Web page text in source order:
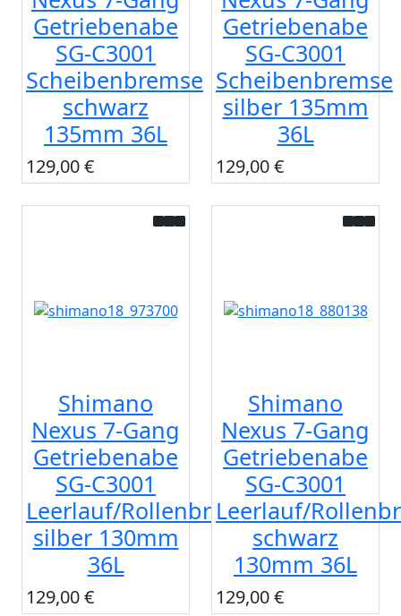
Getriebenabe
SG-C3001
Scheibenbremse
schwarz
135mm 36L
129,00 €
Getriebenabe
SG-C3001
Scheibenbremse
silber 135mm
36L
129,00 €
Shimano
Nexus 7-Gang
Getriebenabe
SG-C3001
Leerlauf/Rollenbr
silber 130mm
36L
129,00 €
Shimano
Nexus 7-Gang
Getriebenabe
SG-C3001
Leerlauf/Rollenbr
schwarz
130mm 36L
129,00 €